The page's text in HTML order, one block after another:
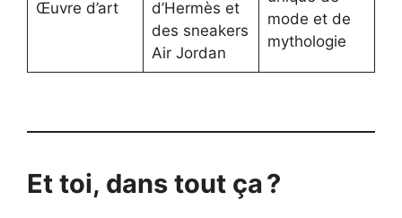
Œuvre d’art
d’Hermès et
des sneakers
Air Jordan
mode et de
mythologie
Et toi, dans tout ça ?